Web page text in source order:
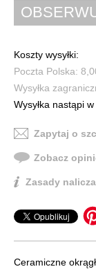
Koszty wysyłki:
Poczta Polska:
Wysyłka
Wysyłka nastąpi
Zapytaj o
Zobacz
Zasady
Ceramiczne